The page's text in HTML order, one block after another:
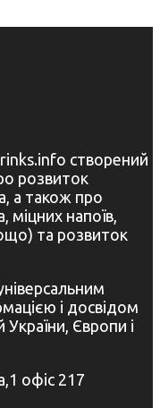
створений
розвиток
а також про
міцних напоїв,
та розвиток
і досвідом
України, Європи і
офіс 217